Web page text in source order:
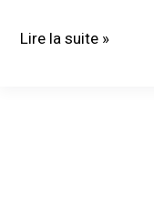
Lire la suite »